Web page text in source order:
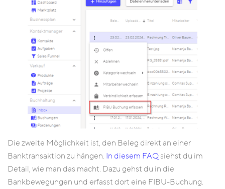
Die zweite Möglichkeit ist, den Beleg direkt an einer
Banktransaktion zu hängen. In diesem FAQsiehst du im
Detail, wie man das macht. Dazu gehst du in die
Bankbewegungen und erfasst dort eine FIBU-Buchung.